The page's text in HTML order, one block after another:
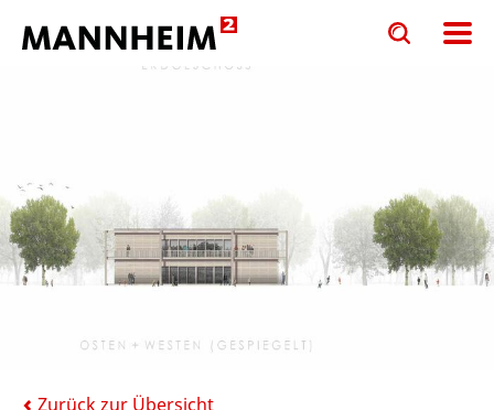
Toggle
search
Toggle
search
Zurück zur Übersicht